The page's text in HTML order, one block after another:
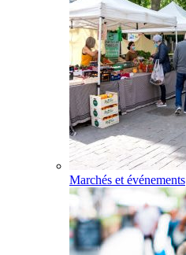
Marchés et événements